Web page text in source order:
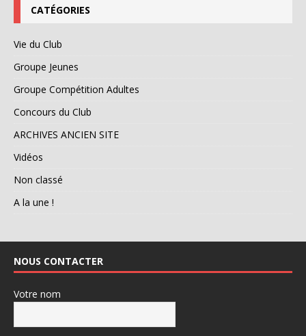
CATÉGORIES
Vie du Club
Groupe Jeunes
Groupe Compétition Adultes
Concours du Club
ARCHIVES ANCIEN SITE
Vidéos
Non classé
A la une !
NOUS CONTACTER
Votre nom